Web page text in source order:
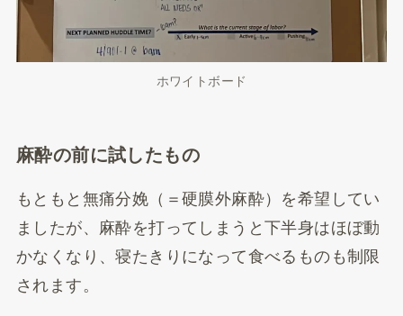
ホワイトボード
麻酔の前に試したもの
もともと無痛分娩（＝硬膜外麻酔）を希望してい
ましたが、麻酔を打ってしまうと下半身はほぼ動
かなくなり、寝たきりになって食べるものも制限
されます。